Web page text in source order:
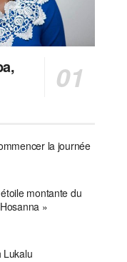
la journée
montante du
»